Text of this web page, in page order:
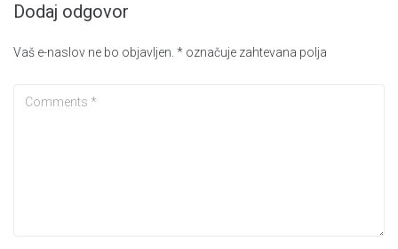
Dodaj odgovor
Vaš e-naslov ne bo objavljen. * označuje zahtevana polja